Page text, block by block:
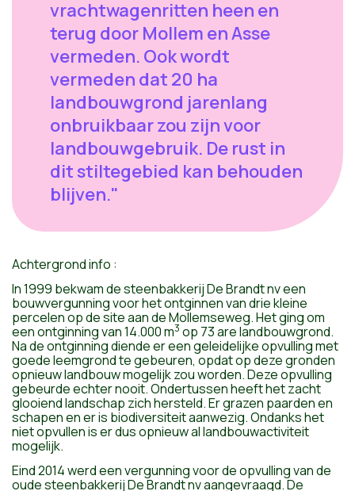
vrachtwagenritten heen en
terug door Mollem en Asse
vermeden. Ook wordt
vermeden dat 20 ha
landbouwgrond jarenlang
onbruikbaar zou zijn voor
landbouwgebruik. De rust in
dit stiltegebied kan behouden
blijven."
Achtergrond info :
In 1999 bekwam de steenbakkerij De Brandt nv een
bouwvergunning voor het ontginnen van drie kleine
percelen op de site aan de Mollemseweg. Het ging om
een ontginning van 14.000 m3 op 73 are landbouwgrond.
Na de ontginning diende er een geleidelijke opvulling met
goede leemgrond te gebeuren, opdat op deze gronden
opnieuw landbouw mogelijk zou worden. Deze opvulling
gebeurde echter nooit. Ondertussen heeft het zacht
glooiend landschap zich hersteld. Er grazen paarden en
schapen en er is biodiversiteit aanwezig. Ondanks het
niet opvullen is er dus opnieuw al landbouwactiviteit
mogelijk.
Eind 2014 werd een vergunning voor de opvulling van de
oude steenbakkerij De Brandt nv aangevraagd. De